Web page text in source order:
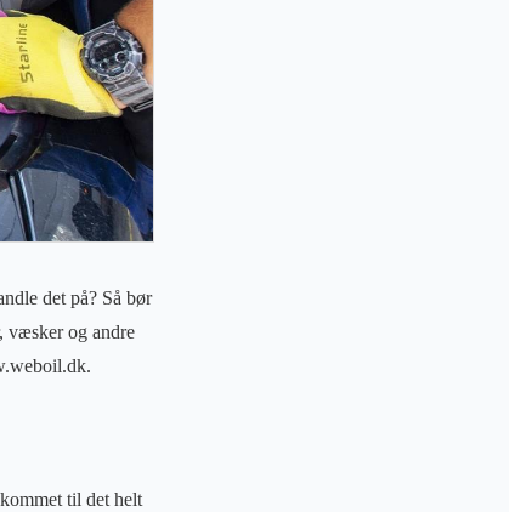
det på? Så bør
væsker og andre
til det helt